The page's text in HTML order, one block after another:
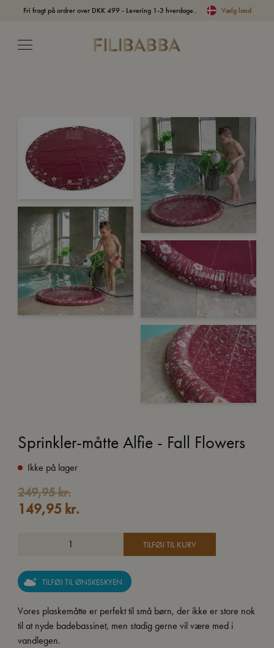
Fri fragt på ordrer over DKK 499 - Levering 1-3 hverdage.. Vælg land
Sprinkler-måtte Alfie - Fall Flowers
Ikke på lager
249,95kr.
Den
oprindelige
149,95 kr.
Den
aktuelle
TILFØJ TIL KURV
TILFØJ TIL ØNSKESKYEN
Vores plaskemåtte er perfekt til små børn, der ikke er store nok
til at nyde badebassinet, men stadig gerne vil være med i
vandlegen.